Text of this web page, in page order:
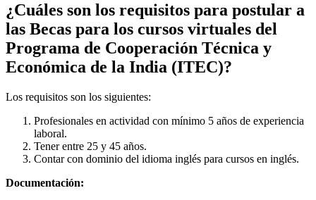
¿Cuáles son los requisitos para postular a
las Becas para los cursos virtuales del
Programa de Cooperación Técnica y
Económica de la India (ITEC)?
Los requisitos son los siguientes:
Profesionales en actividad con mínimo 5 años de experiencia
laboral.
Tener entre 25 y 45 años.
Contar con dominio del idioma inglés para cursos en inglés.
Documentación: